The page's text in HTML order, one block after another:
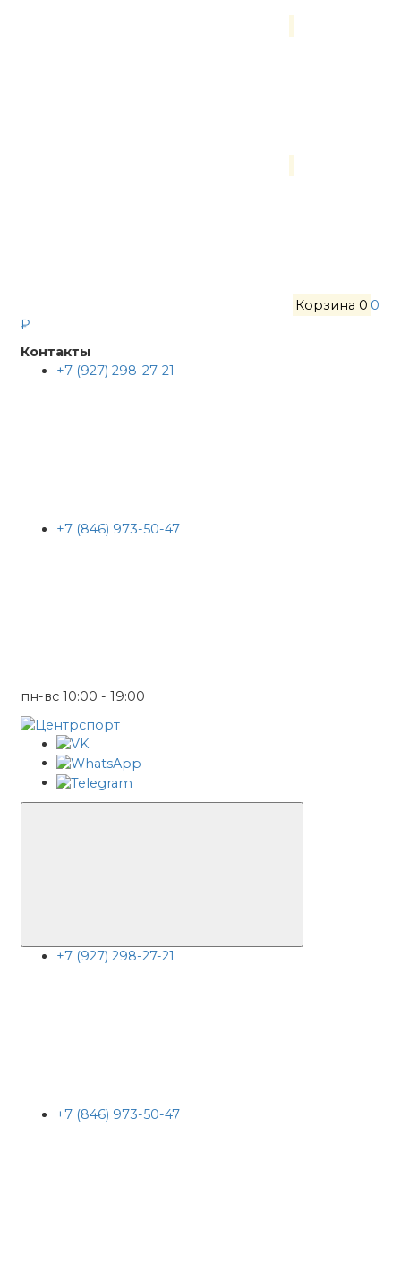
Корзина 0 0
₽
Контакты
+7 (927) 298-27-21
+7 (846) 973-50-47
пн-вс 10:00 - 19:00
+7 (927) 298-27-21
+7 (846) 973-50-47